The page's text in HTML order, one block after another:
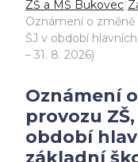
ZŠ a MŠ Bukovec|
Oznámení o změně
ŠJ v období
– 31. 8. 2026)
Oznámení
provozu ZŠ,
období
základní